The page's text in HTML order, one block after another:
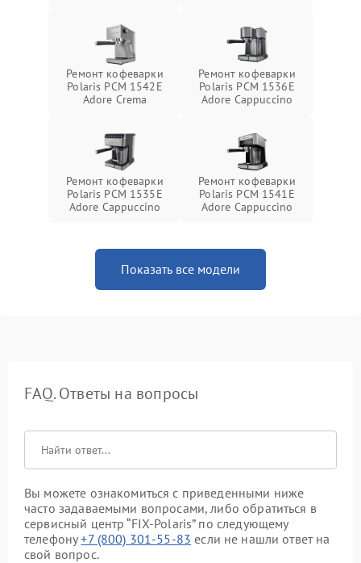
Ремонт кофеварки
Polaris PCM 1542E
Adore Crema
Ремонт кофеварки
Polaris PCM 1536E
Adore Cappuccino
Ремонт кофеварки
Polaris PCM 1535E
Adore Cappuccino
Ремонт кофеварки
Polaris PCM 1541E
Adore Cappuccino
Показать все модели
FAQ. Ответы на вопросы
Вы можете ознакомиться с приведенными ниже
часто задаваемыми вопросами, либо обратиться в
сервисный центр “FIX-Polaris” по следующему
телефону+7 (800) 301-55-83 если не нашли ответ на
свой вопрос.